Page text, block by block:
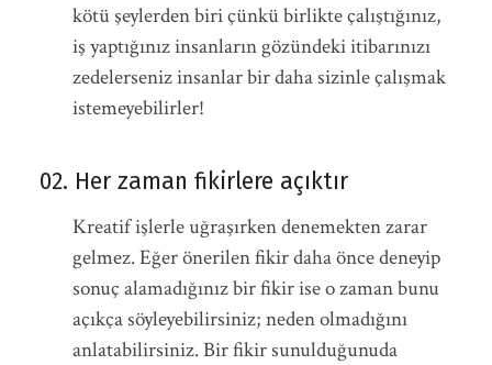
kötü şeylerden biri çünkü birlikte çalıştığınız,
iş yaptığınız insanların gözündeki itibarınızı
zedelerseniz insanlar bir daha sizinle çalışmak
istemeyebilirler!
02. Her zaman fikirlere açıktır
Kreatif işlerle uğraşırken denemekten zarar
gelmez. Eğer önerilen fikir daha önce deneyip
sonuç alamadığınız bir fikir ise o zaman bunu
açıkça söyleyebilirsiniz; neden olmadığını
anlatabilirsiniz. Bir fikir sunulduğunuda